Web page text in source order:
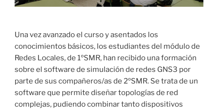
Una vez avanzado el curso y asentados los
conocimientos básicos, los estudiantes del módulo de
Redes Locales, de 1ºSMR, han recibido una formación
sobre el software de simulación de redes GNS3 por
parte de sus compañeros/as de 2ºSMR. Se trata de un
software que permite diseñar topologías de red
complejas, pudiendo combinar tanto dispositivos